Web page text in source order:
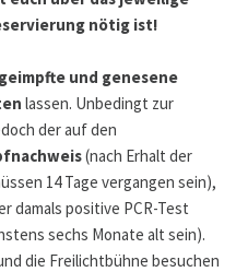
nötig ist!
geimpfte und genesene
lassen. Unbedingt zur
der auf den
(nach Erhalt der
14 Tage vergangen sein),
damals positive PCR-Test
sechs Monate alt sein).
die Freilichtbühne besuchen